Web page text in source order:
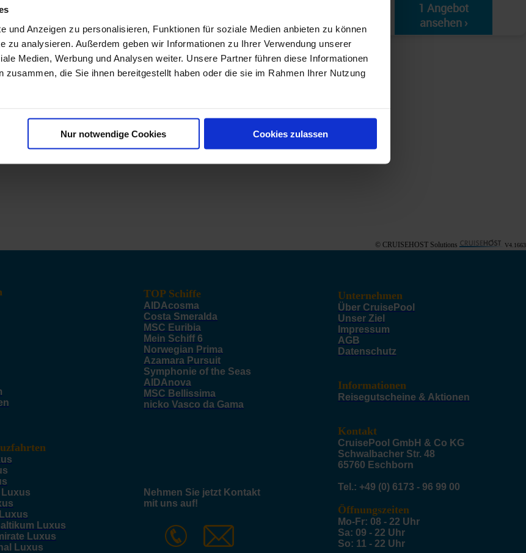
und Anzeigen zu personalisieren, Funktionen für soziale Medien anbieten zu können
zu analysieren. Außerdem geben wir Informationen zu Ihrer Verwendung unserer
Medien, Werbung und Analysen weiter. Unsere Partner führen diese Informationen
zusammen, die Sie ihnen bereitgestellt haben oder die sie im Rahmen Ihrer Nutzung
Nur notwendige Cookies Cookies zulassen
1 Angebot
ansehen ›
© CRUISEHOST Solutions V4.1663
Luxus
Luxus
Luxus
Luxus
TOP Schiffe
AIDAcosma
Costa Smeralda
MSC Euribia
Mein Schiff 6
Norwegian Prima
Azamara Pursuit
Symphonie of the Seas
AIDAnova
MSC Bellissima
nicko Vasco da Gama
Nehmen Sie jetzt Kontakt
mit uns auf!
Unternehmen
Über CruisePool
Unser Ziel
Impressum
AGB
Datenschutz
Informationen
Reisegutscheine & Aktionen
Kontakt
CruisePool GmbH & Co KG
Schwalbacher Str. 48
65760 Eschborn
Tel.: +49 (0) 6173 - 96 99 00
Öffnungszeiten
Mo-Fr: 08 - 22 Uhr
Sa: 09 - 22 Uhr
So: 11 - 22 Uhr